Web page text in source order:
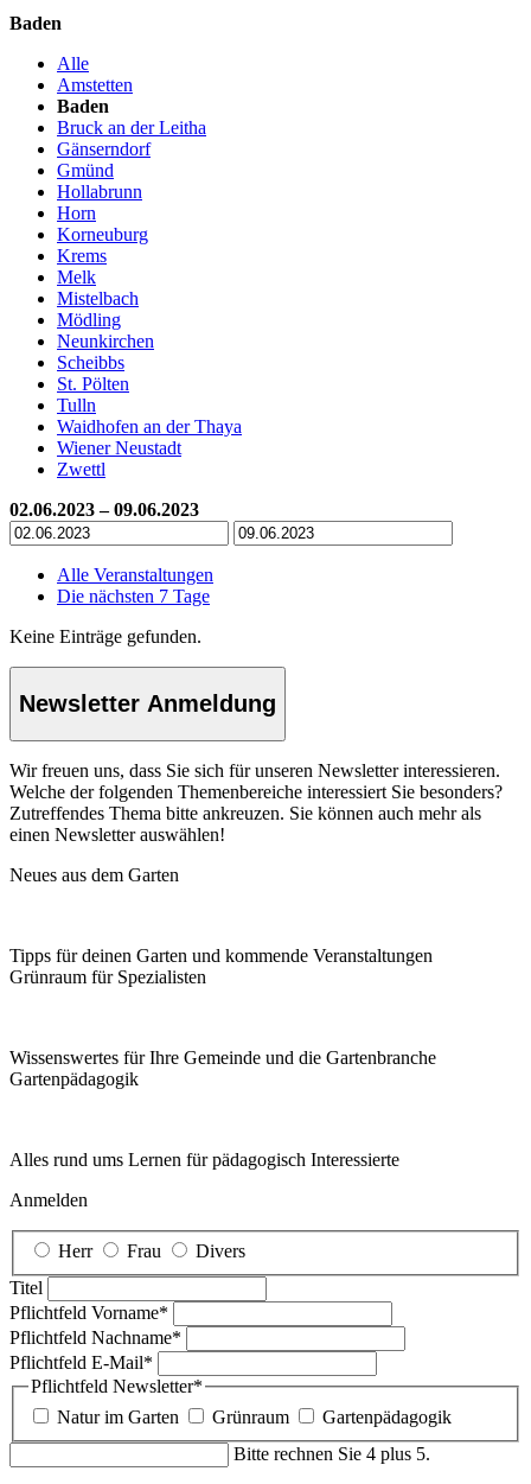
Baden
Alle
Amstetten
Baden
Bruck an der Leitha
Gänserndorf
Gmünd
Hollabrunn
Horn
Korneuburg
Krems
Melk
Mistelbach
Mödling
Neunkirchen
Scheibbs
St. Pölten
Tulln
Waidhofen an der Thaya
Wiener Neustadt
Zwettl
02.06.2023 – 09.06.2023
Alle Veranstaltungen
Die nächsten 7 Tage
Keine Einträge gefunden.
Newsletter Anmeldung
Wir freuen uns, dass Sie sich für unseren Newsletter interessieren.
Welche der folgenden Themenbereiche interessiert Sie besonders?
Zutreffendes Thema bitte ankreuzen. Sie können auch mehr als
einen Newsletter auswählen!
Neues aus dem Garten
Tipps für deinen Garten und kommende Veranstaltungen
Grünraum für Spezialisten
Wissenswertes für Ihre Gemeinde und die Gartenbranche
Garten­pädagogik
Alles rund ums Lernen für pädagogisch Interessierte
Anmelden
Herr Frau
Divers
Titel
Pflichtfeld Vorname*
Pflichtfeld Nachname*
Pflichtfeld E-Mail*
Pflichtfeld Newsletter*
Natur im Garten
Grünraum
Gartenpädagogik
Bitte rechnen Sie 4 plus 5.